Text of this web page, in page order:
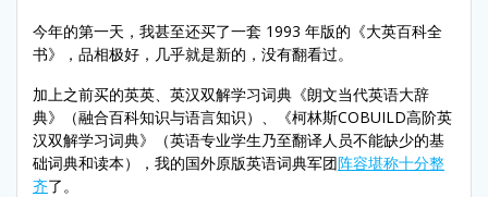
今年的第一天，我甚至还买了一套 1993 年版的《大英百科全
书》，品相极好，几乎就是新的，没有翻看过。
加上之前买的英英、英汉双解学习词典《朗文当代英语大辞
典》（融合百科知识与语言知识）、《柯林斯COBUILD高阶英
汉双解学习词典》（英语专业学生乃至翻译人员不能缺少的基
础词典和读本），我的国外原版英语词典军团阵容堪称十分整
齐了。